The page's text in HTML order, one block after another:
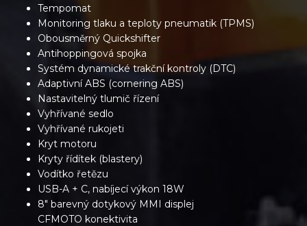
Tempomat
Monitoring tlaku a teploty pneumatik (TPMS)
Obousměrný Quickshifter
Antihoppingová spojka
Systém dynamické trakční kontroly (DTC)
Adaptivní ABS (cornering ABS)
Nastavitelný tlumič řízení
Vyhřívané sedlo
Vyhřívané rukojeti
Kryt motoru
Kryty řídítek (blastery)
Vodítko řetězu
USB-A + C, nabíjecí výkon 18W
8″ barevný dotykový MMI displej
CFMOTO konektivita